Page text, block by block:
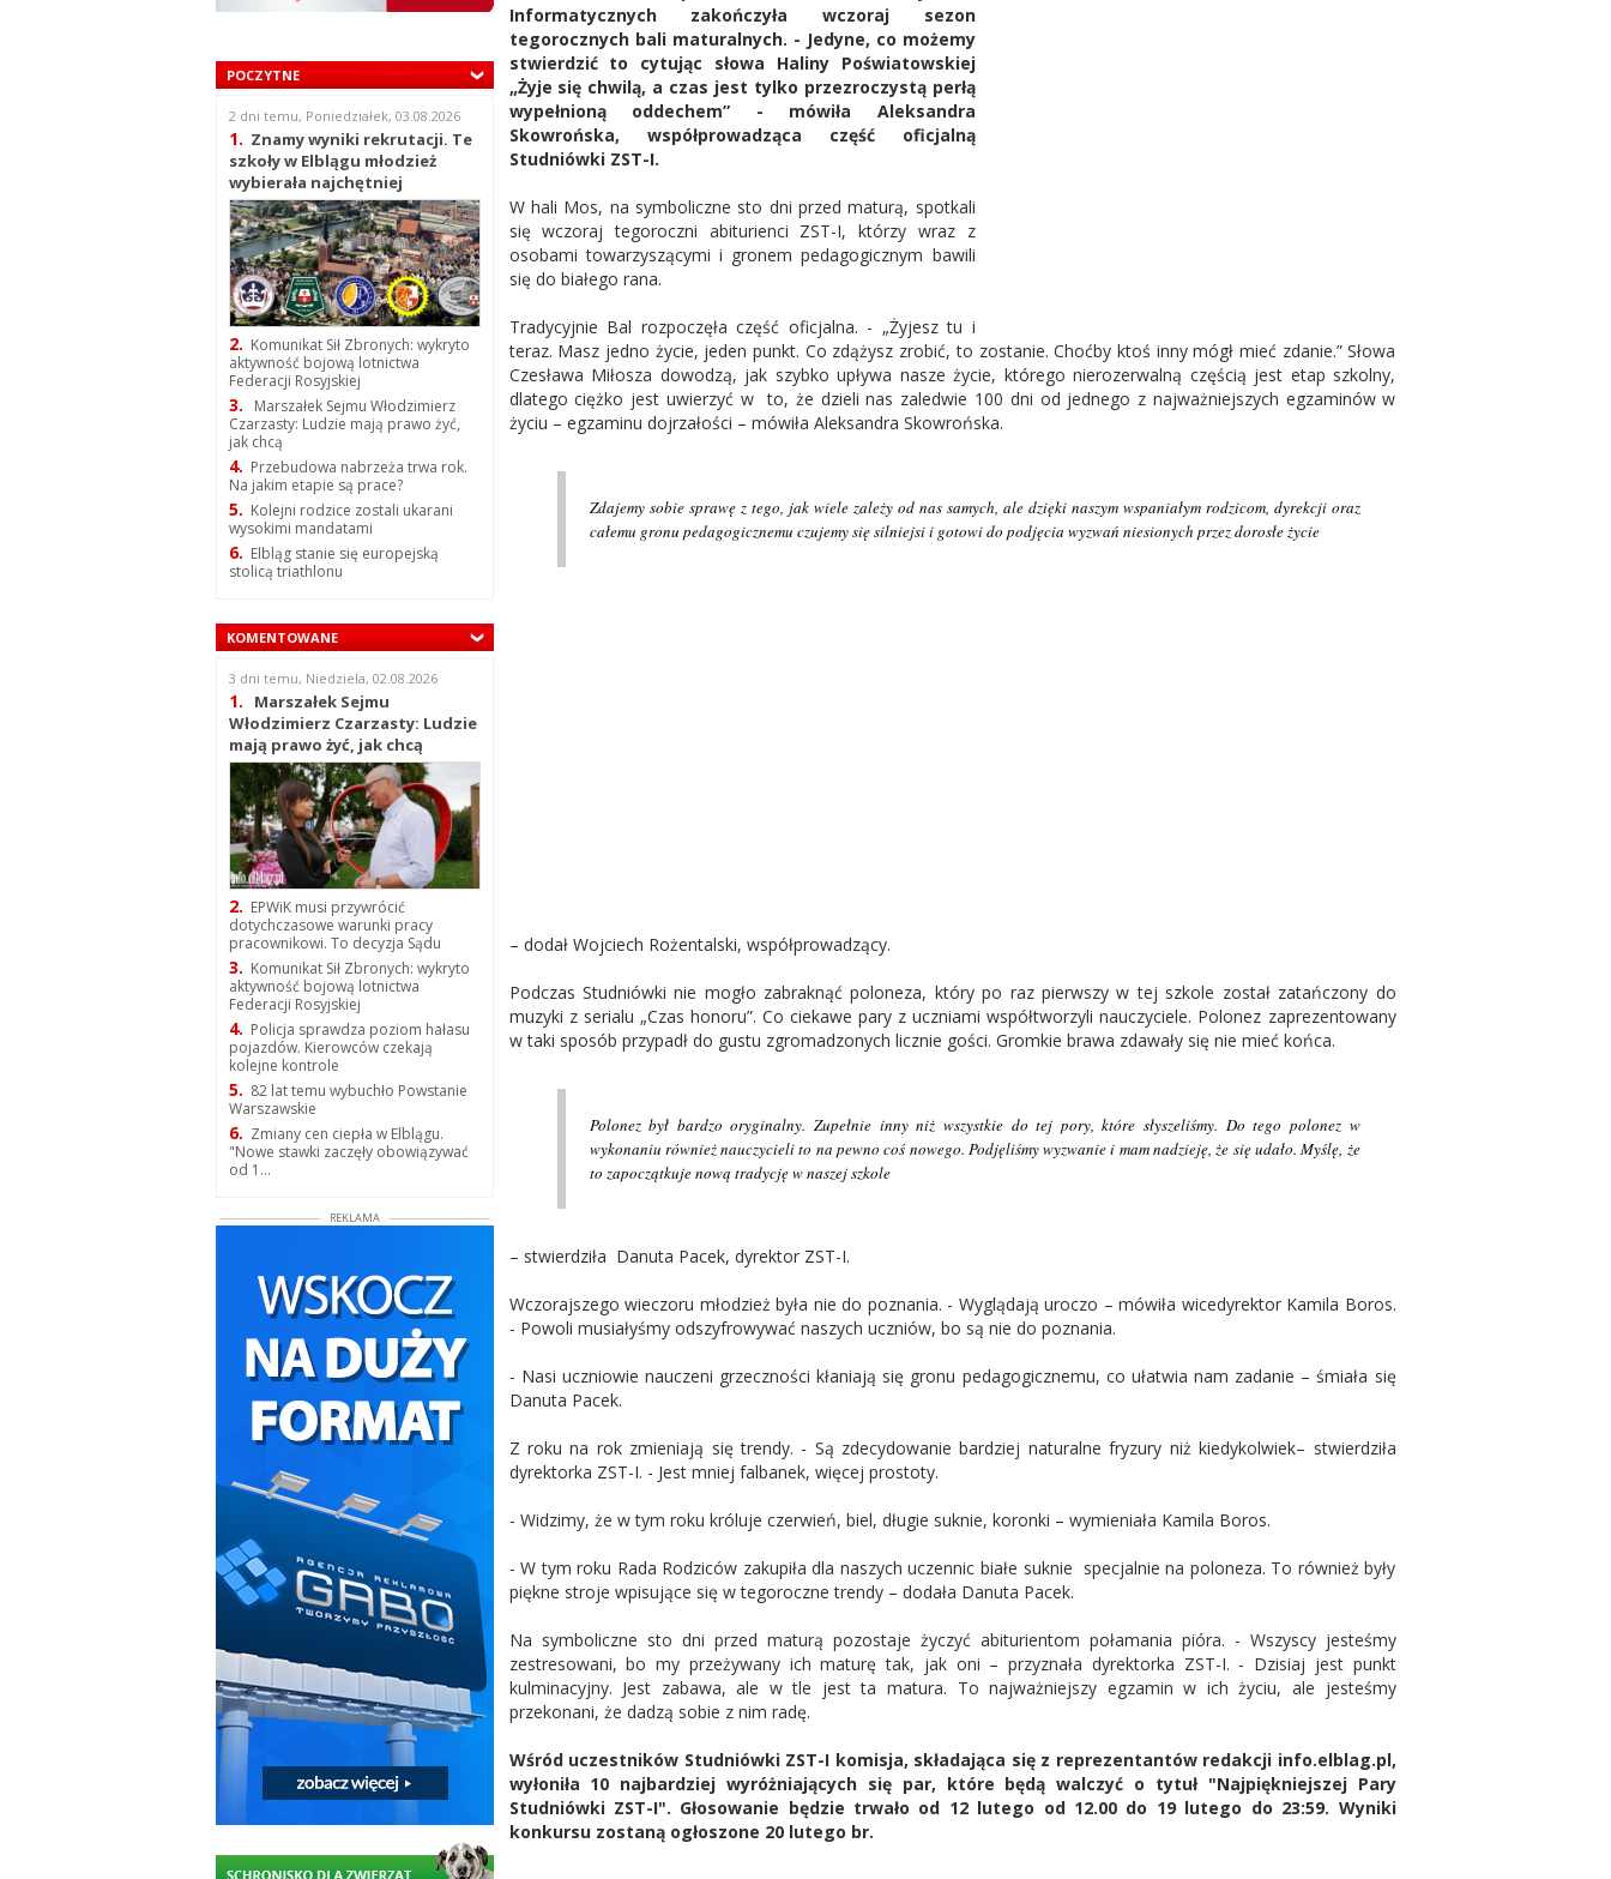
POCZYTNE
2 dni temu, Poniedziałek, 03.08.2026
1. Znamy wyniki rekrutacji. Te
szkoły w Elblągu młodzież
wybierała najchętniej
2. Komunikat Sił Zbronych: wykryto
aktywność bojową lotnictwa
Federacji Rosyjskiej
3.
Marszałek Sejmu Włodzimierz
Czarzasty: Ludzie mają prawo żyć,
jak chcą
4. Przebudowa nabrzeża trwa rok.
Na jakim etapie są prace?
5. Kolejni rodzice zostali ukarani
wysokimi mandatami
6. Elbląg stanie się europejską
stolicą triathlonu
KOMENTOWANE
3 dni temu, Niedziela, 02.08.2026
1.
Marszałek Sejmu
Włodzimierz Czarzasty: Ludzie
mają prawo żyć, jak chcą
2. EPWiK musi przywrócić
dotychczasowe warunki pracy
pracownikowi. To decyzja Sądu
3. Komunikat Sił Zbronych: wykryto
aktywność bojową lotnictwa
Federacji Rosyjskiej
4. Policja sprawdza poziom hałasu
pojazdów. Kierowców czekają
kolejne kontrole
5. 82 lat temu wybuchło Powstanie
Warszawskie
6. Zmiany cen ciepła w Elblągu.
"Nowe stawki zaczęły obowiązywać
od 1...
REKLAMA
Informatycznych zakończyła wczoraj sezon
tegorocznych bali maturalnych. - Jedyne, co możemy
stwierdzić to cytując słowa Haliny Poświatowskiej
„Żyje się chwilą, a czas jest tylko przezroczystą perłą
wypełnioną oddechem” - mówiła Aleksandra
Skowrońska, współprowadząca część oficjalną
Studniówki ZST-I.
W hali Mos, na symboliczne sto dni przed maturą, spotkali
się wczoraj tegoroczni abiturienci ZST-I, którzy wraz z
osobami towarzyszącymi i gronem pedagogicznym bawili
się do białego rana.
Tradycyjnie Bal rozpoczęła część oficjalna. - „Żyjesz tu i
teraz. Masz jedno życie, jeden punkt. Co zdążysz zrobić, to zostanie. Choćby ktoś inny mógł mieć zdanie.” Słowa
Czesława Miłosza dowodzą, jak szybko upływa nasze życie, którego nierozerwalną częścią jest etap szkolny,
dlatego ciężko jest uwierzyć w to, że dzieli nas zaledwie 100 dni od jednego z najważniejszych egzaminów w
życiu – egzaminu dojrzałości – mówiła Aleksandra Skowrońska.
Zdajemy sobie sprawę z tego, jak wiele zależy od nas samych, ale dzięki naszym wspaniałym rodzicom, dyrekcji oraz
całemu gronu pedagogicznemu czujemy się silniejsi i gotowi do podjęcia wyzwań niesionych przez dorosłe życie
– dodał Wojciech Rożentalski, współprowadzący.
Podczas Studniówki nie mogło zabraknąć poloneza, który po raz pierwszy w tej szkole został zatańczony do
muzyki z serialu „Czas honoru”. Co ciekawe pary z uczniami współtworzyli nauczyciele. Polonez zaprezentowany
w taki sposób przypadł do gustu zgromadzonych licznie gości. Gromkie brawa zdawały się nie mieć końca.
Polonez był bardzo oryginalny. Zupełnie inny niż wszystkie do tej pory, które słyszeliśmy. Do tego polonez w
wykonaniu również nauczycieli to na pewno coś nowego. Podjęliśmy wyzwanie i mam nadzieję, że się udało. Myślę, że
to zapoczątkuje nową tradycję w naszej szkole
– stwierdziła Danuta Pacek, dyrektor ZST-I.
Wczorajszego wieczoru młodzież była nie do poznania. - Wyglądają uroczo – mówiła wicedyrektor Kamila Boros.
- Powoli musiałyśmy odszyfrowywać naszych uczniów, bo są nie do poznania.
- Nasi uczniowie nauczeni grzeczności kłaniają się gronu pedagogicznemu, co ułatwia nam zadanie – śmiała się
Danuta Pacek.
Z roku na rok zmieniają się trendy. - Są zdecydowanie bardziej naturalne fryzury niż kiedykolwiek– stwierdziła
dyrektorka ZST-I. - Jest mniej falbanek, więcej prostoty.
- Widzimy, że w tym roku króluje czerwień, biel, długie suknie, koronki – wymieniała Kamila Boros.
- W tym roku Rada Rodziców zakupiła dla naszych uczennic białe suknie specjalnie na poloneza. To również były
piękne stroje wpisujące się w tegoroczne trendy – dodała Danuta Pacek.
Na symboliczne sto dni przed maturą pozostaje życzyć abiturientom połamania pióra. - Wszyscy jesteśmy
zestresowani, bo my przeżywany ich maturę tak, jak oni – przyznała dyrektorka ZST-I. - Dzisiaj jest punkt
kulminacyjny. Jest zabawa, ale w tle jest ta matura. To najważniejszy egzamin w ich życiu, ale jesteśmy
przekonani, że dadzą sobie z nim radę.
Wśród uczestników Studniówki ZST-I komisja, składająca się z reprezentantów redakcji info.elblag.pl,
wyłoniła 10 najbardziej wyróżniających się par, które będą walczyć o tytuł "Najpiękniejszej Pary
Studniówki ZST-I". Głosowanie będzie trwało od 12 lutego od 12.00 do 19 lutego do 23:59. Wyniki
konkursu zostaną ogłoszone 20 lutego br.